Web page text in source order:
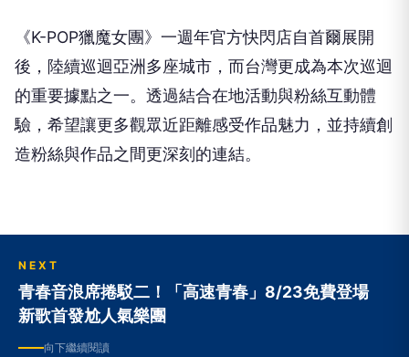
《K-POP獵魔女團》一週年官方快閃店自首爾展開
後， 陸續巡迴亞洲多座城市，而台灣更成為本次巡迴
的重要據點之一。 透過結合在地活動與粉絲互動體
驗， 希望讓更多觀眾近距離感受作品魅力， 並持續創
造粉絲與作品之間更深刻的連結。
NEXT
青春音浪席捲駁二！「高速青春」8/23免費登場
新歌首發尬人氣樂團
向下繼續閱讀